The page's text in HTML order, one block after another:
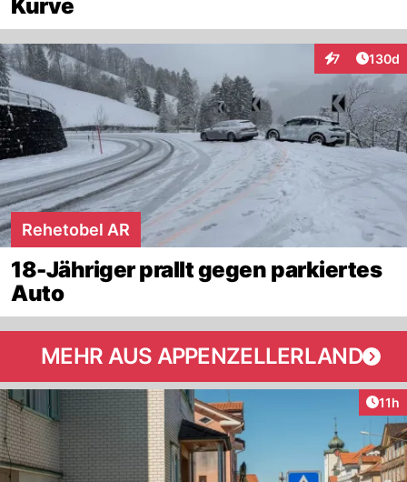
Kurve
7
Interaktionen
130d
Rehetobel AR
18-Jähriger prallt gegen parkiertes
Auto
MEHR AUS APPENZELLERLAND
11h